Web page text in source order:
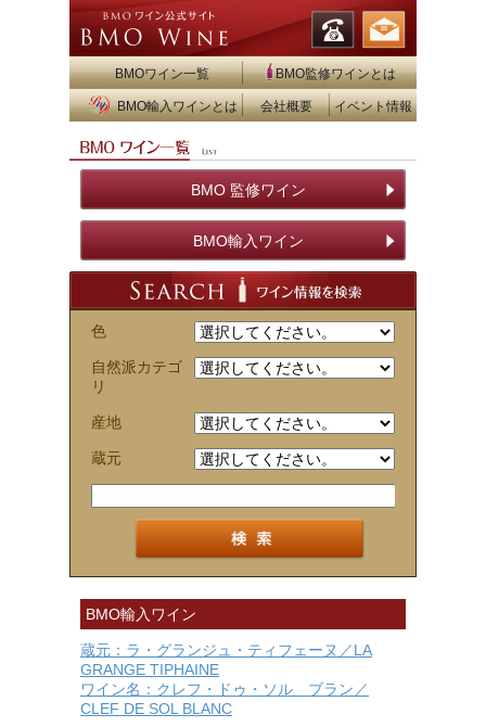
BMOワイン一覧 BMO監修ワインとは
BMO輸入ワインとは 会社概要 イベント情報
BMO 監修ワイン
BMO輸入ワイン
色
自然派カテゴ
リ
産地
蔵元
BMO輸入ワイン
蔵元：ラ・グランジュ・ティフェーヌ／LA
GRANGE TIPHAINE
ワイン名：クレフ・ドゥ・ソル ブラン／
CLEF DE SOL BLANC